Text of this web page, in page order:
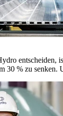
entscheiden,
30 % zu